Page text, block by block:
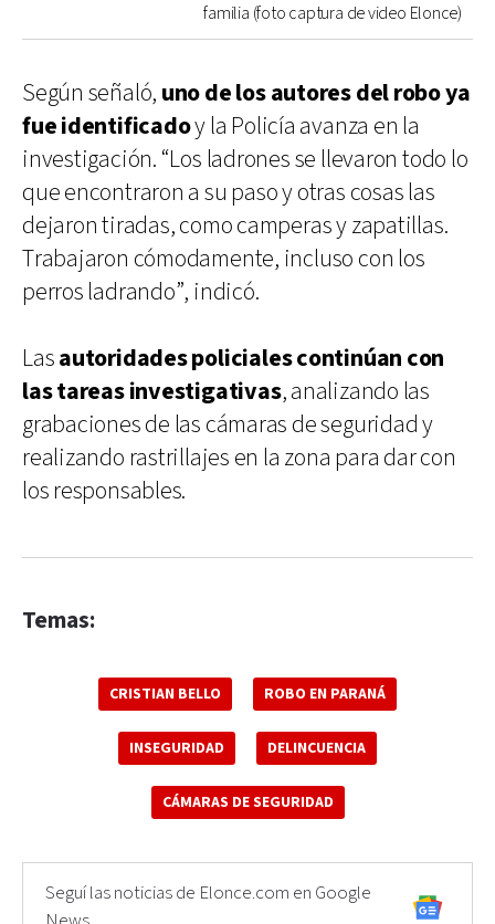
familia (foto captura de video Elonce)
Según señaló, uno de los autores del robo ya
fue identificadoy la Policía avanza en la
investigación. “Los ladrones se llevaron todo lo
que encontraron a su paso y otras cosas las
dejaron tiradas, como camperas y zapatillas.
Trabajaron cómodamente, incluso con los
perros ladrando”, indicó.
Lasautoridades policiales continúan con
las tareas investigativas, analizando las
grabaciones de las cámaras de seguridad y
realizando rastrillajes en la zona para dar con
los responsables.
Temas:
CRISTIAN BELLO ROBO EN PARANÁ
INSEGURIDAD DELINCUENCIA
CÁMARAS DE SEGURIDAD
Seguí las noticias de Elonce.com en Google